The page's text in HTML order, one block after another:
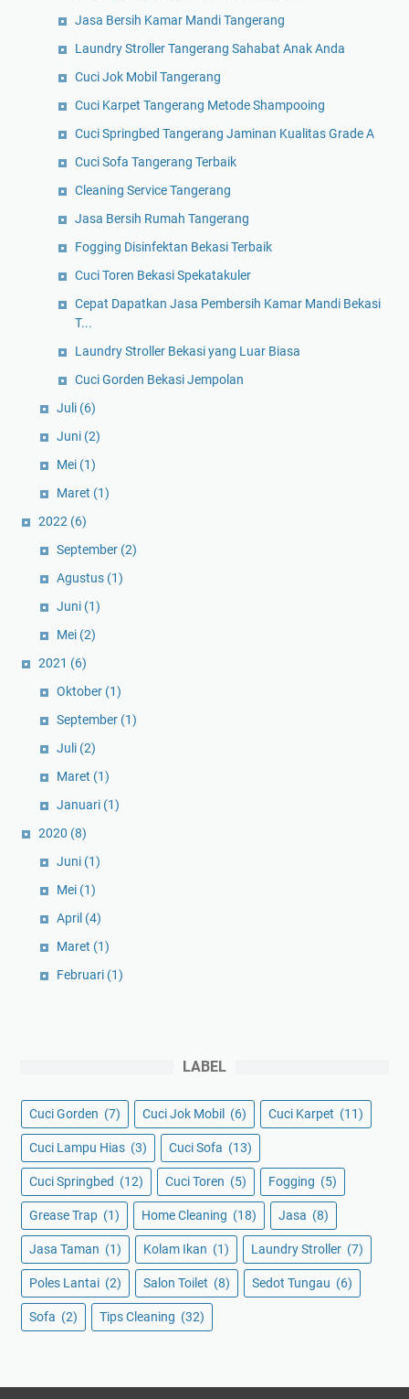
Jasa Bersih Kamar Mandi Tangerang
Laundry Stroller Tangerang Sahabat Anak Anda
Cuci Jok Mobil Tangerang
Cuci Karpet Tangerang Metode Shampooing
Cuci Springbed Tangerang Jaminan Kualitas Grade A
Cuci Sofa Tangerang Terbaik
Cleaning Service Tangerang
Jasa Bersih Rumah Tangerang
Fogging Disinfektan Bekasi Terbaik
Cuci Toren Bekasi Spekatakuler
Cepat Dapatkan Jasa Pembersih Kamar Mandi Bekasi
T...
Laundry Stroller Bekasi yang Luar Biasa
Cuci Gorden Bekasi Jempolan
Juli (6)
Juni (2)
Mei (1)
Maret (1)
2022 (6)
September (2)
Agustus (1)
Juni (1)
Mei (2)
2021 (6)
Oktober (1)
September (1)
Juli (2)
Maret (1)
Januari (1)
2020 (8)
Juni (1)
Mei (1)
April (4)
Maret (1)
Februari (1)
LABEL
Cuci Gorden (7) Cuci Jok Mobil (6) Cuci Karpet (11)
Cuci Lampu Hias (3) Cuci Sofa (13)
Cuci Springbed (12) Cuci Toren (5) Fogging (5)
Grease Trap (1) Home Cleaning (18) Jasa (8)
Jasa Taman (1) Kolam Ikan (1) Laundry Stroller (7)
Poles Lantai (2) Salon Toilet (8) Sedot Tungau (6)
Sofa (2) Tips Cleaning (32)